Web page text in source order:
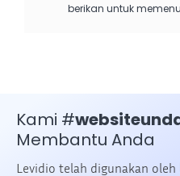
berikan untuk
Kami #
Membantu Anda
Levidio telah digunakan